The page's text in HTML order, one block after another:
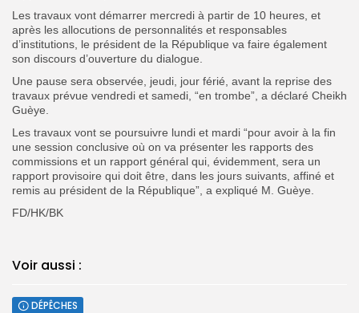
Les travaux vont démarrer mercredi à partir de 10 heures, et
après les allocutions de personnalités et responsables
d’institutions, le président de la République va faire également
son discours d’ouverture du dialogue.
Une pause sera observée, jeudi, jour férié, avant la reprise des
travaux prévue vendredi et samedi, “en trombe”, a déclaré Cheikh
Guèye.
Les travaux vont se poursuivre lundi et mardi “pour avoir à la fin
une session conclusive où on va présenter les rapports des
commissions et un rapport général qui, évidemment, sera un
rapport provisoire qui doit être, dans les jours suivants, affiné et
remis au président de la République”, a expliqué M. Guèye.
FD/HK/BK
Voir aussi :
DÉPÊCHES